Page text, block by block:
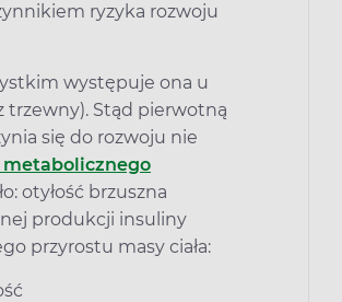
ryzyka rozwoju
występuje ona u
trzewny). Stąd pierwotną
się do rozwoju nie
metabolicznego
otyłość brzuszna
produkcji insuliny
przyrostu masy ciała: